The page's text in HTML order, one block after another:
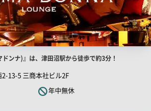
ドンナ)』は、津田沼駅から徒歩で約3分！
13-5 三商本社ビル2F
年中無休